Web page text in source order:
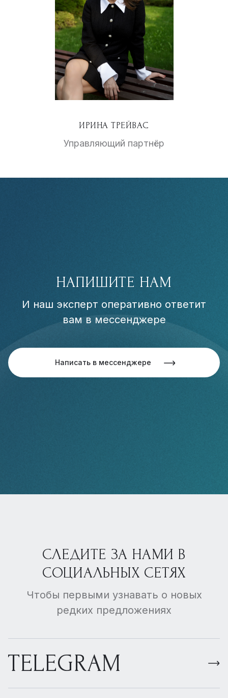
ИРИНА ТРЕЙВАС
Управляющий партнёр
НАПИШИТЕ НАМ
И наш эксперт оперативно ответит
вам в мессенджере
Написать в мессенджере
СЛЕДИТЕ ЗА НАМИ В
СОЦИАЛЬНЫХ СЕТЯХ
Чтобы первыми узнавать о новых
редких предложениях
TELEGRAM